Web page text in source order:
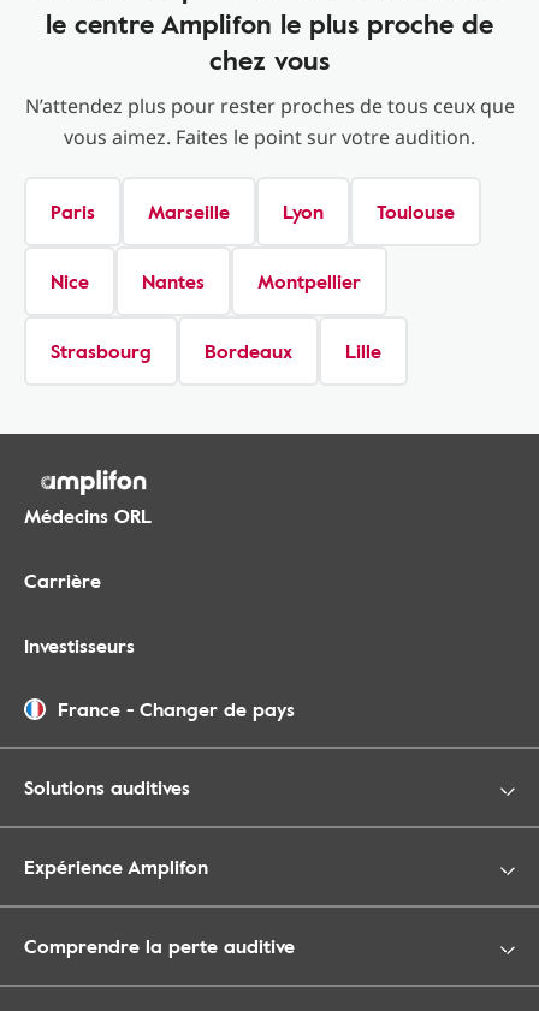
le centre Amplifon le plus proche de
chez vous
N’attendez plus pour rester proches de tous ceux que
vous aimez. Faites le point sur votre audition.
Paris Marseille Lyon Toulouse
Nice Nantes Montpellier
Strasbourg Bordeaux Lille
Médecins ORL
Carrière
Investisseurs
France - Changer de pays
Solutions auditives
Expérience Amplifon
Comprendre la perte auditive